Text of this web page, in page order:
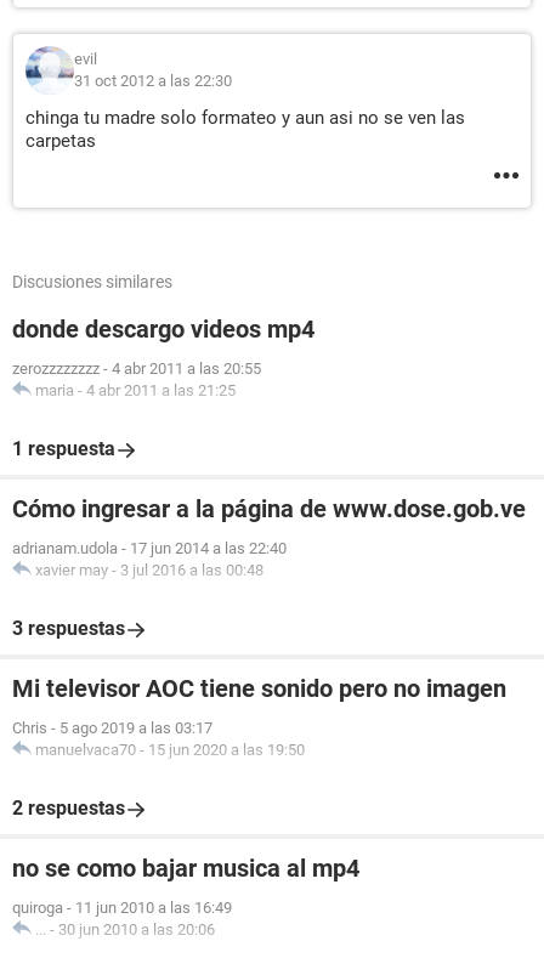
evil
31 oct 2012 a las 22:30
chinga tu madre solo formateo y aun asi no se ven las
carpetas
Discusiones similares
donde descargo videos mp4
zerozzzzzzzz - 4 abr 2011 a las 20:55
maria - 4 abr 2011 a las 21:25
1 respuesta
Cómo ingresar a la página de www.dose.gob.ve
adrianam.udola - 17 jun 2014 a las 22:40
xavier may - 3 jul 2016 a las 00:48
3 respuestas
Mi televisor AOC tiene sonido pero no imagen
Chris - 5 ago 2019 a las 03:17
manuelvaca70 - 15 jun 2020 a las 19:50
2 respuestas
no se como bajar musica al mp4
quiroga - 11 jun 2010 a las 16:49
... - 30 jun 2010 a las 20:06